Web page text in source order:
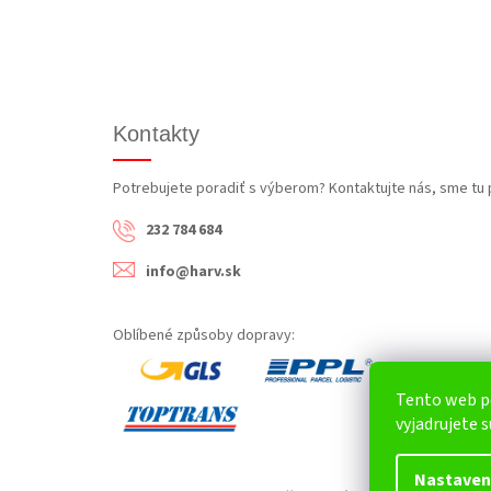
Tento web
vyjadrujete
Kontakty
Potrebujete poradiť s výberom? Kontaktujte nás, sme tu
232 784 684
info@harv.sk
Oblíbené způsoby dopravy: